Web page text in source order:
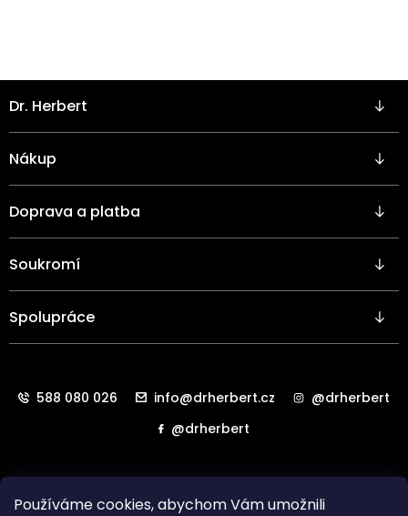
Používáme cookies, abychom Vám umožnili
á
p
a
Dr. Herbert
Nákup
Doprava a platba
Soukromí
Spolupráce
588 080 026 info@drherbert.cz
@drherbert
@drherbert